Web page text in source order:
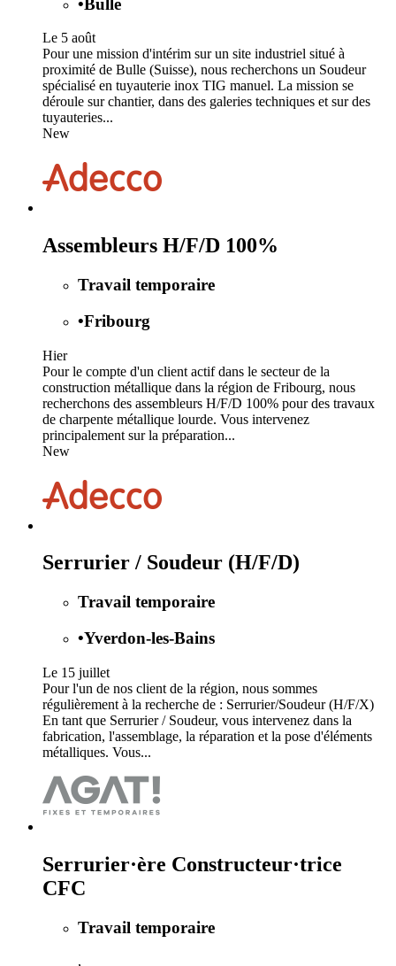
Le 5 août
Pour une mission d'intérim sur un site industriel situé à
proximité de Bulle (Suisse), nous recherchons un Soudeur
spécialisé en tuyauterie inox TIG manuel. La mission se
déroule sur chantier, dans des galeries techniques et sur des
tuyauteries...
New
Assembleurs H/F/D 100%
Travail temporaire
•Fribourg
Hier
Pour le compte d'un client actif dans le secteur de la
construction métallique dans la région de Fribourg, nous
recherchons des assembleurs H/F/D 100% pour des travaux
de charpente métallique lourde. Vous intervenez
principalement sur la préparation...
New
Serrurier / Soudeur (H/F/D)
Travail temporaire
•Yverdon-les-Bains
Le 15 juillet
Pour l'un de nos client de la région, nous sommes
régulièrement à la recherche de : Serrurier/Soudeur (H/F/X)
En tant que Serrurier / Soudeur, vous intervenez dans la
fabrication, l'assemblage, la réparation et la pose d'éléments
métalliques. Vous...
Serrurier·ère Constructeur·trice
CFC
Travail temporaire
,